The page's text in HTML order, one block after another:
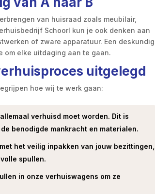
van huisraad zoals meubilair,
Schoorl kun je ook denken aan
of zware apparatuur. Een deskundig
om elke uitdaging aan te gaan.
uitgelegd
hoe wij te werk gaan:
verhuisd moet worden. Dit is
benodigde mankracht en materialen.
het veilig inpakken van jouw bezittingen,
spullen.
in onze verhuiswagens om ze